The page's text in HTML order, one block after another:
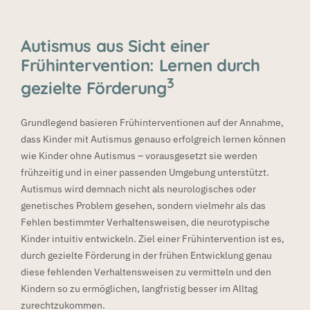
Autismus aus Sicht einer
Frühintervention: Lernen durch
gezielte Förderung3
Grundlegend basieren Frühinterventionen auf der Annahme,
dass Kinder mit Autismus genauso erfolgreich lernen können
wie Kinder ohne Autismus – vorausgesetzt sie werden
frühzeitig und in einer passenden Umgebung unterstützt.
Autismus wird demnach nicht als neurologisches oder
genetisches Problem gesehen, sondern vielmehr als das
Fehlen bestimmter Verhaltensweisen, die neurotypische
Kinder intuitiv entwickeln. Ziel einer Frühintervention ist es,
durch gezielte Förderung in der frühen Entwicklung genau
diese fehlenden Verhaltensweisen zu vermitteln und den
Kindern so zu ermöglichen, langfristig besser im Alltag
zurechtzukommen.